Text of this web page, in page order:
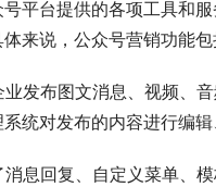
平台提供的各项工具和
来说，公众号营销功能包
发布图文消息、视频、
统对发布的内容进行编
息回复、自定义菜单、